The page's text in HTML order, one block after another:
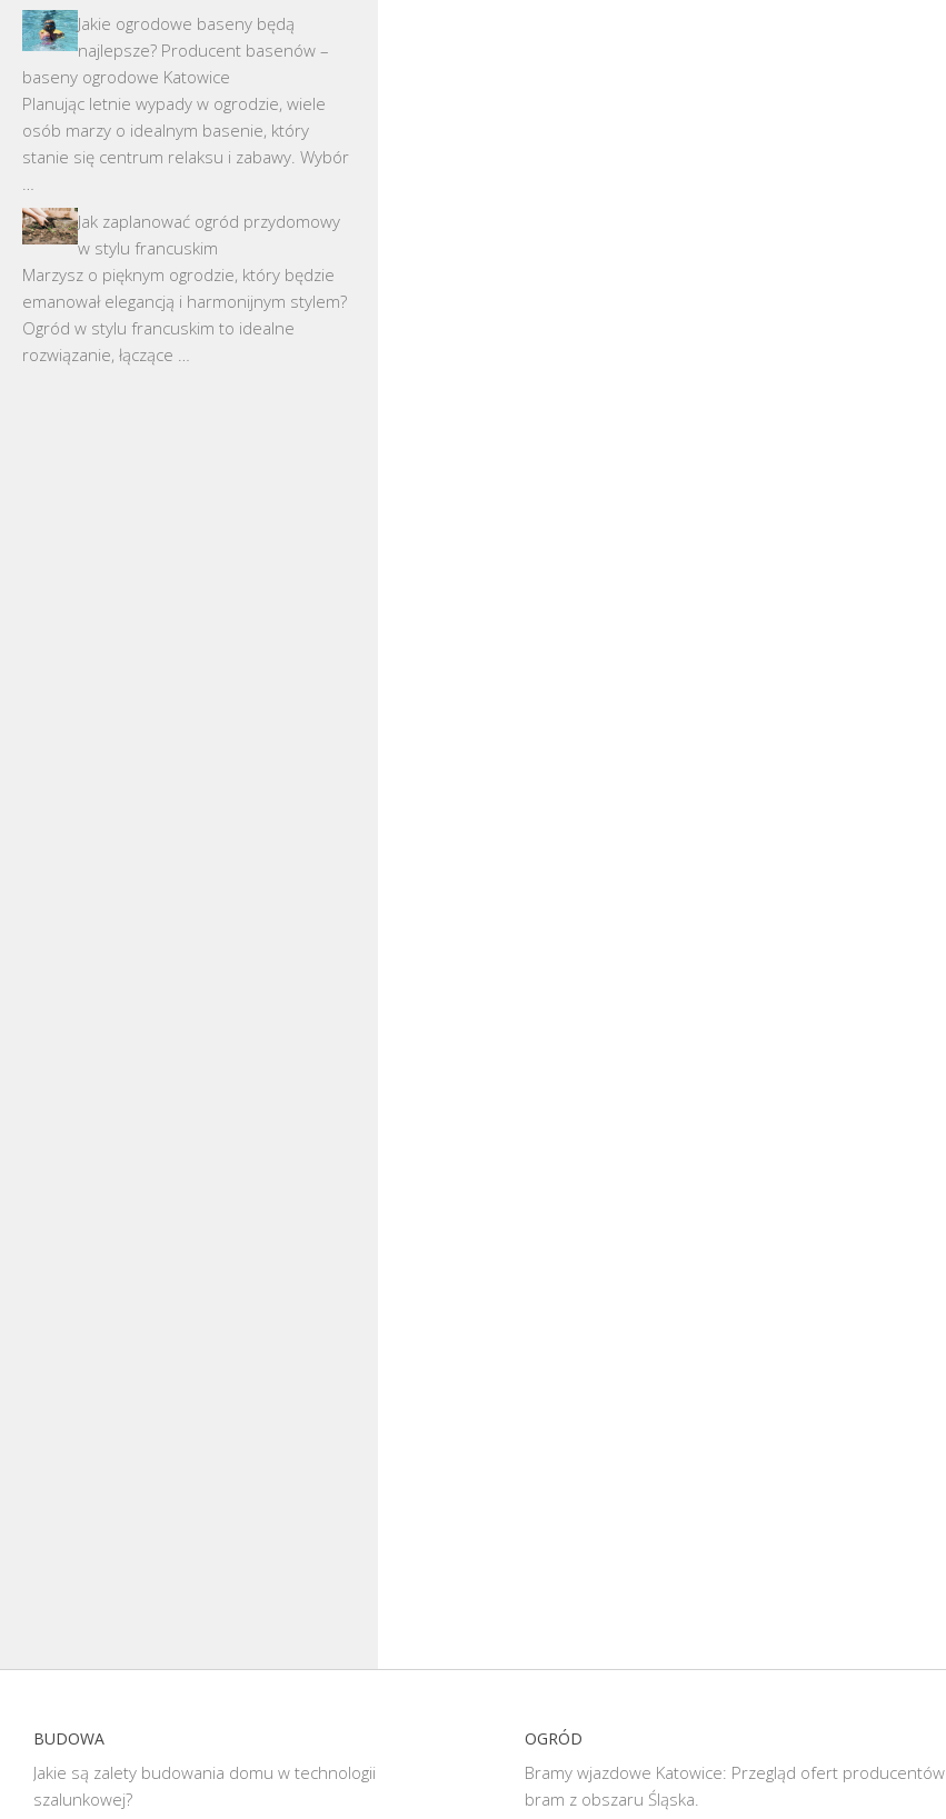
Jakie ogrodowe baseny będą
najlepsze? Producent basenów –
baseny ogrodowe Katowice
Planując letnie wypady w ogrodzie, wiele
osób marzy o idealnym basenie, który
stanie się centrum relaksu i zabawy. Wybór
Jak zaplanować ogród przydomowy
w stylu francuskim
Marzysz o pięknym ogrodzie, który będzie
emanował elegancją i harmonijnym stylem?
Ogród w stylu francuskim to idealne
rozwiązanie, łączące …
BUDOWA
Jakie są zalety budowania domu w technologii
szalunkowej?
OGRÓD
Bramy wjazdowe Katowice: Przegląd ofert producentów
bram z obszaru Śląska.